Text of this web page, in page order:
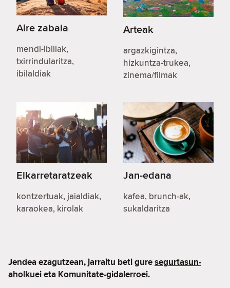
Aire zabala
mendi-ibiliak,
txirrindularitza,
ibilaldiak
Arteak
argazkigintza,
hizkuntza-trukea,
zinema/filmak
Elkarretaratzeak
kontzertuak, jaialdiak,
karaokea, kirolak
Jan-edana
kafea, brunch-ak,
sukaldaritza
Jendea ezagutzean, jarraitu beti guresegurtasun-
aholkueieta Komunitate-gidalerroei.